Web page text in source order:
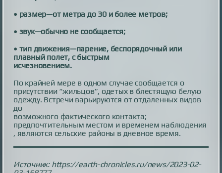
• размер—от метра до 30 и более метров;
• звук—обычно не сообщается;
• тип движения—парение, беспорядочный или
плавный полет, с быстрым
исчезновением.
По крайней мере в одном случае сообщается о
присутствии “жильцов”, одетых в блестящую белую
одежду. Встречи варьируются от отдаленных видов
до
возможного фактического контакта;
предпочтительным местом и временем наблюдения
, являются сельские районы в дневное время.
Источник: https://earth-chronicles.ru/news/2023-02-